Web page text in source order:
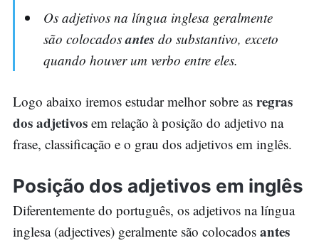
Os adjetivos na língua inglesa geralmente
são colocadosantesdo substantivo, exceto
quando houver um verbo entre eles.
Logo abaixo iremos estudar melhor sobre as regras
dos adjetivosem relação à posição do adjetivo na
frase, classificação e o grau dos adjetivos em inglês.
Posição dos adjetivos em inglês
Diferentemente do português, os adjetivos na língua
inglesa (adjectives) geralmente são colocados antes